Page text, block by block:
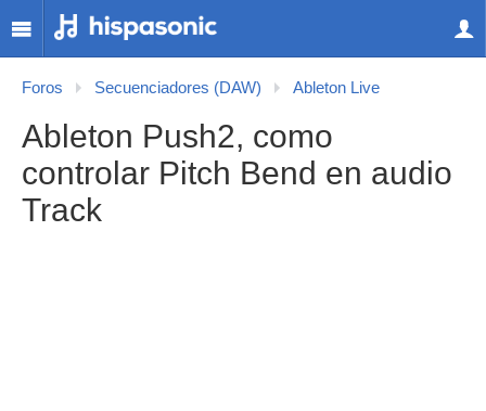
Foros Secuenciadores (DAW) Ableton Live
Ableton Push2, como
controlar Pitch Bend en audio
Track